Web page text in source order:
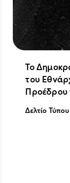
Το
του
Προέδρου
Δελτίο Τύπου